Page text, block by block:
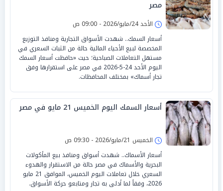
مصر
الأحد 24/مايو/2026 - 09:00 ص
أسعار السمك.. شهدت الأسواق التجارية ومنافذ التوزيع
المخصصة لبيع الأحياء المائية حالة من الثبات السعري في
مستهل التعاملات الصباحية؛ حيث «حافظت أسعار السمك
اليوم الأحد 24-5-2026 في مصر على استقرارها وفق
تجار أسماك» بمختلف المحافظات.
أسعار السمك اليوم الخميس 21 مايو في مصر
الخميس 21/مايو/2026 - 09:30 ص
أسعار الأسماك.. شهدت أسواق ومنافذ بيع المأكولات
البحرية والأسماك في مصر حالة من الاستقرار والهدوء
السعري خلال تعاملات اليوم الخميس، الموافق 21 مايو
2026، وفقاً لما أدلى به تجار ومتابعو حركة الأسواق.